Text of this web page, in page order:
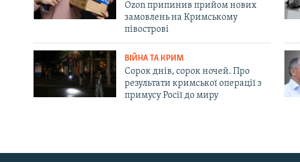
Русский
Ozon припинив прийом нових
замовлень на Кримському
півострові
ВІЙНА ТА КРИМ
Сорок днів, сорок ночей. Про
результати кримської операції з
примусу Росії до миру